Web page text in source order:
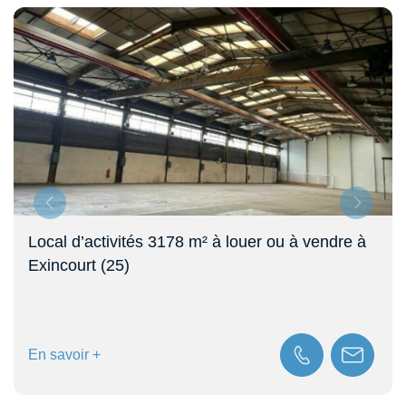
Local d’activités 3178 m² à louer ou à vendre à
Exincourt (25)
En savoir +